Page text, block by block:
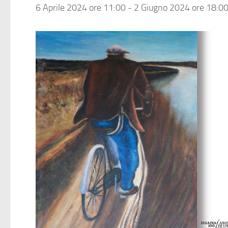
6 Aprile 2024 ore 11:00 - 2 Giugno 2024 ore 18:00